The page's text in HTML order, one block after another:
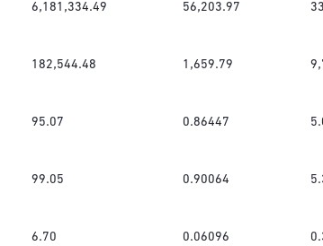
6,181,334.49 56,203.97
182,544.48 1,659.79
95.07 0.86447
99.05 0.90064
6.70 0.06096